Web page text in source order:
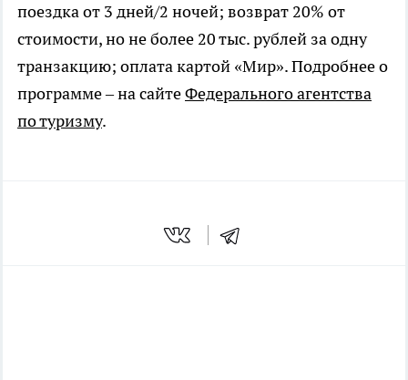
поездка от 3 дней/2 ночей; возврат 20% от
стоимости, но не более 20 тыс. рублей за одну
транзакцию; оплата картой «Мир». Подробнее о
программе – на сайтеФедерального агентства
по туризму.